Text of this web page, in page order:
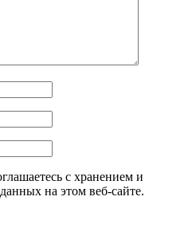
с хранением и
на этом веб-сайте.